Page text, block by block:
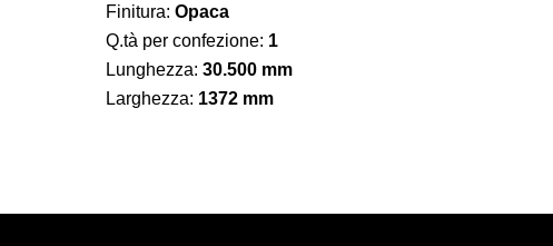
Finitura: Opaca
Q.tà per confezione: 1
Lunghezza: 30.500 mm
Larghezza: 1372 mm